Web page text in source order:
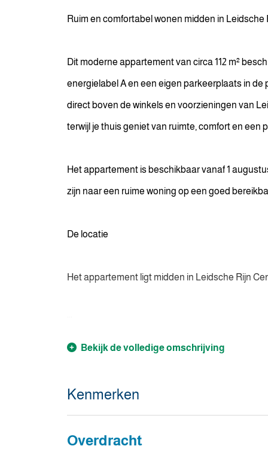
Ruim en comfortabel wonen midden in Leidsche
Dit moderne appartement van circa 112 m²
energielabel A en een eigen parkeerplaats in
direct boven de winkels en voorzieningen van
terwijl je thuis geniet van ruimte, comfort en een
Het appartement is beschikbaar vanaf 1
zijn naar een ruime woning op een goed
De locatie
Het appartement ligt midden in Leidsche Rijn
Bekijk de volledige omschrijving
Kenmerken
Overdracht